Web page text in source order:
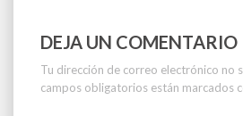
DEJA UN COMENTARIO
Tu dirección de correo electrónico no
campos obligatorios están marcados